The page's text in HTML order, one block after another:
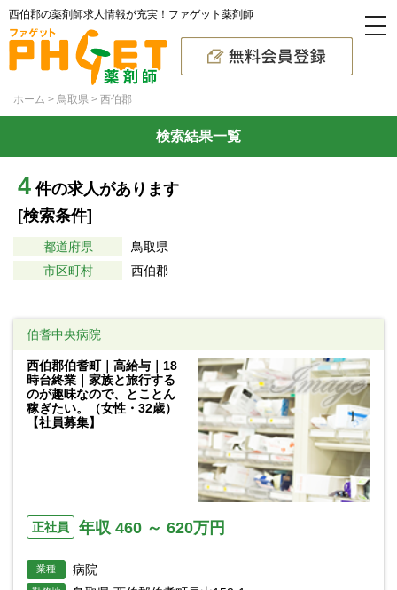
西伯郡の薬剤師求人情報が充実！ファゲット薬剤師
ホーム 鳥取県 西伯郡
検索結果一覧
4 件の求人があります
[検索条件]
都道府県
鳥取県
市区町村
西伯郡
伯耆中央病院
西伯郡伯耆町｜高給与｜18
時台終業｜家族と旅行する
のが趣味なので、とことん
稼ぎたい。（女性・32歳）
【社員募集】
正社員 年収 460 ～ 620万円
業種 病院